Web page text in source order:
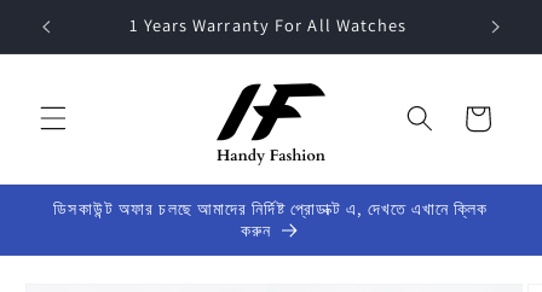
Skip to
content
1 Years Warranty For All Watches
Cart
ডিসকাউন্ট অফার চলছে আমাদের নির্দিষ্ট প্রোডাক্ট এ, দেখতে এখানে ক্লিক
করুন